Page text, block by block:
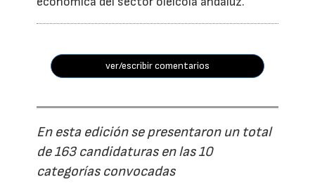
ver/escribir comentarios
En esta edición se presentaron un total
de 163 candidaturas en las 10
categorías convocadas